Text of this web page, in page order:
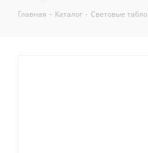
Главная - Каталог - Световые